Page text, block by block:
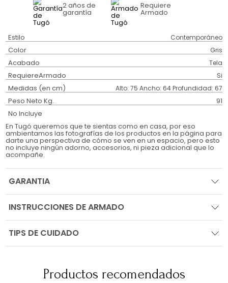
2 años de
garantía
Requiere
Armado
Estilo Contemporáneo
Color Gris
Acabado Tela
RequiereArmado Si
Medidas (en cm) Alto: 75 Ancho: 64 Profundidad: 67
Peso Neto Kg. 91
No Incluye
En Tugó queremos que te sientas como en casa, por eso
ambientamos las fotografías de los productos en la página para
darte una perspectiva de cómo se ven en un espacio, pero esto
no incluye ningún adorno, accesorios, ni pieza adicional que lo
acompañe.
GARANTIA
INSTRUCCIONES DE ARMADO
TIPS DE CUIDADO
Productos recomendados